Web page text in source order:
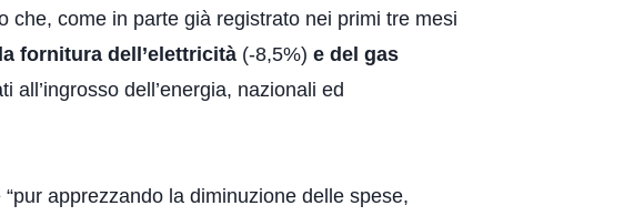
che, come in parte già registrato nei primi tre mesi
fornitura dell’elettricità (-8,5%) e del gas
dell’energia, nazionali ed
apprezzando la diminuzione delle spese,